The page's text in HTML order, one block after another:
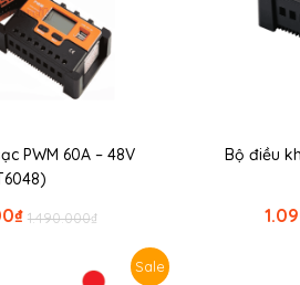
PWM 60A – 48V
₫
1.490.000
₫
Bộ điều
Sale